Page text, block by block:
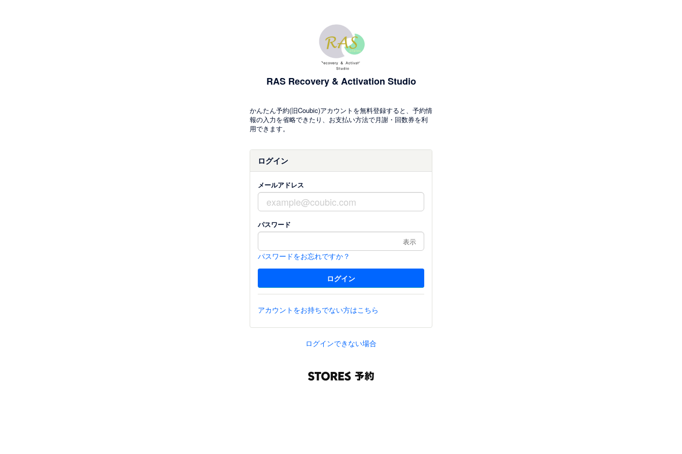
RAS Recovery & Activation Studio
かんたん予約(旧Coubic)アカウントを無料登録すると、予約情
報の入力を省略できたり、お支払い方法で月謝・回数券を利
用できます。
ログイン
メールアドレス
パスワード
表示
パスワードをお忘れですか？
アカウントをお持ちでない方はこちら
ログインできない場合